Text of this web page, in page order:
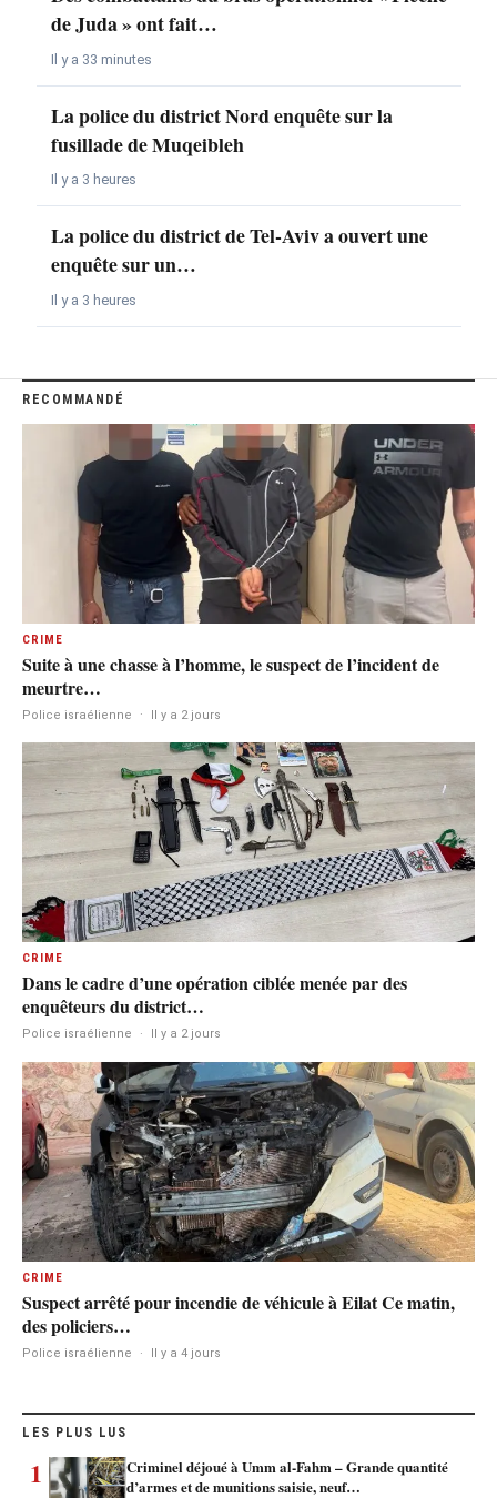
de Juda » ont fait…
Il y a 33 minutes
La police du district Nord enquête sur la
fusillade de Muqeibleh
Il y a 3 heures
La police du district de Tel-Aviv a ouvert une
enquête sur un…
Il y a 3 heures
RECOMMANDÉ
CRIME
Suite à une chasse à l’homme, le suspect de l’incident de
meurtre…
Police israélienne · Il y a 2 jours
CRIME
Dans le cadre d’une opération ciblée menée par des
enquêteurs du district…
Police israélienne · Il y a 2 jours
CRIME
Suspect arrêté pour incendie de véhicule à Eilat Ce matin,
des policiers…
Police israélienne · Il y a 4 jours
LES PLUS LUS
1
Criminel déjoué à Umm al-Fahm – Grande quantité
d’armes et de munitions saisie, neuf…